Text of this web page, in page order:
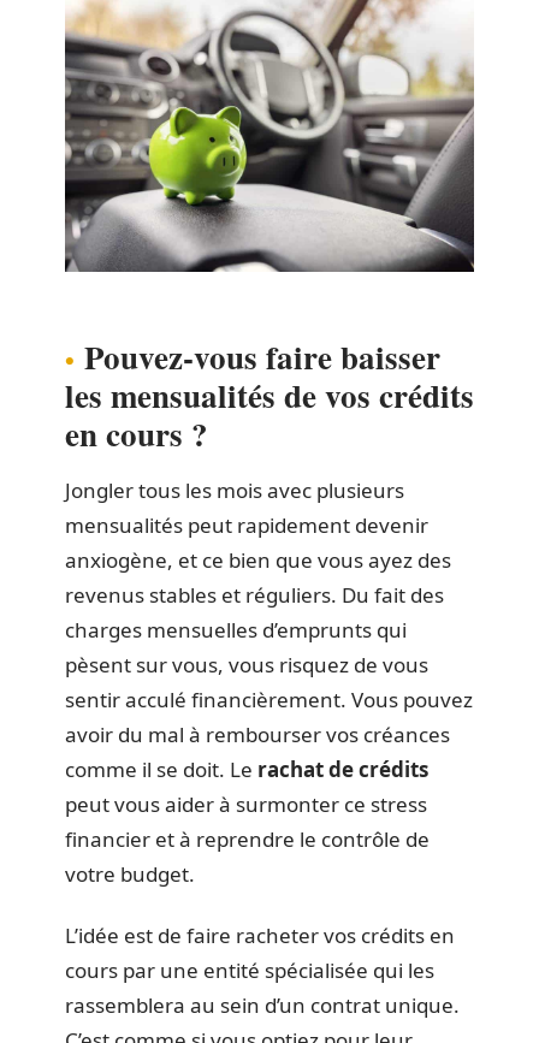
Pouvez-vous faire baisser
les mensualités de vos crédits
en cours ?
Jongler tous les mois avec plusieurs
mensualités peut rapidement devenir
anxiogène, et ce bien que vous ayez des
revenus stables et réguliers. Du fait des
charges mensuelles d’emprunts qui
pèsent sur vous, vous risquez de vous
sentir acculé financièrement. Vous pouvez
avoir du mal à rembourser vos créances
comme il se doit. Le rachat de crédits
peut vous aider à surmonter ce stress
financier et à reprendre le contrôle de
votre budget.
L’idée est de faire racheter vos crédits en
cours par une entité spécialisée qui les
rassemblera au sein d’un contrat unique.